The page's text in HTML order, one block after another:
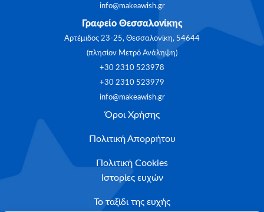
info@makeawish.gr
Γραφείο Θεσσαλονίκης
Αρτέμιδος 23-25, Θεσσαλονίκη, 54644
(πλησίον Μετρό Ανάληψη)
+30 2310 523978
+30 2310 523979
info@makeawish.gr
Όροι Χρήσης
Πολιτική Απορρήτου
Πολιτική Cookies
Ιστορίες ευχών
Το ταξίδι της ευχής